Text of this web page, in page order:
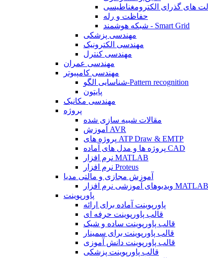
های گذرای الکترومغناطیسی
حفاظت و رله
شبکه هوشمند - Smart Grid
مهندسی پزشکی
مهندسی الکترونیک
مهندسی کنترل
مهندسی عمران
مهندسی کامپیوتر
شناسایی الگو-Pattern recognition
پایتون
مهندسی مکانیک
پروژه
مقالات شبیه سازی شده
آموزش AVR
پروژه های ATP Draw & EMTP
پروژه ها و مدل های آماده CAD
نرم افزار MATLAB
نرم افزار Proteus
آموزش مجازی و مالتی مدیا
ویدیوهای آموزشی نرم افزار MATLAB
پاورپوینت
پاورپوینت آماده برای ارائه
قالب پاورپوینت حرفه ای
قالب پاورپوینت ساده و شیک
قالب پاورپوینت برای سمینار
قالب پاورپوینت دانش آموزی
قالب پاورپوینت پزشکی